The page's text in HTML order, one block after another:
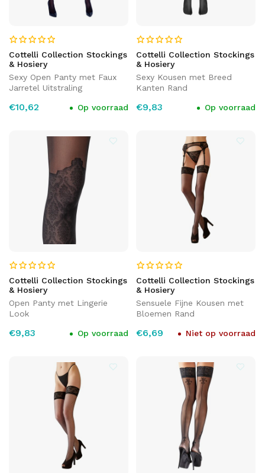
Cottelli Collection Stockings
& Hosiery
Sexy Open Panty met Faux
Jarretel Uitstraling
€10,62 Op voorraad
Cottelli Collection Stockings
& Hosiery
Sexy Kousen met Breed
Kanten Rand
€9,83 Op voorraad
Cottelli Collection Stockings
& Hosiery
Open Panty met Lingerie
Look
€9,83 Op voorraad
Cottelli Collection Stockings
& Hosiery
Sensuele Fijne Kousen met
Bloemen Rand
€6,69 Niet op voorraad